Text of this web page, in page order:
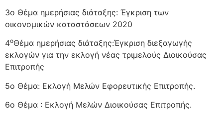
3ο Θέμα ημερήσιας διάταξης: Έγκριση των
οικονομικών καταστάσεων 2020
4οΘέμα ημερήσιας διάταξης:Έγκριση διεξαγωγής
εκλογών για την εκλογή νέας τριμελούς Διοικούσας
Επιτροπής
5ο Θέμα: Εκλογή Μελών Εφορευτικής Επιτροπής.
6ο Θέμα : Εκλογή Μελών Διοικούσας Επιτροπής.